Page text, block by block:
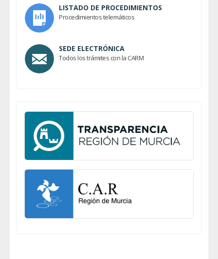
LISTADO DE PROCEDIMIENTOS
Procedimientos telemáticos
SEDE ELECTRÓNICA
Todos los trámites con la CARM